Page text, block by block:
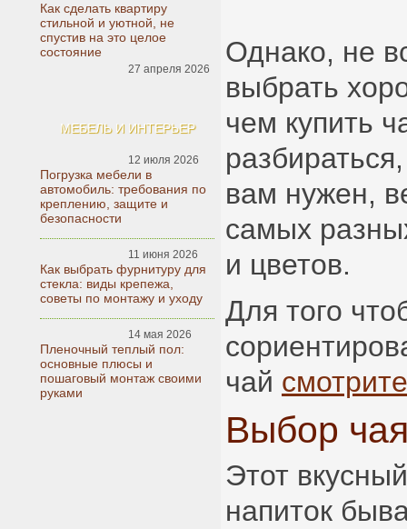
Как сделать квартиру
стильной и уютной, не
спустив на это целое
состояние
27 апреля 2026
МЕБЕЛЬ И ИНТЕРЬЕР
12 июля 2026
Погрузка мебели в
автомобиль: требования по
креплению, защите и
безопасности
11 июня 2026
Как выбрать фурнитуру для
стекла: виды крепежа,
советы по монтажу и уходу
14 мая 2026
Пленочный теплый пол:
основные плюсы и
пошаговый монтаж своими
руками
Однако, не
выбрать
чем купить
вам нужен,
самых
и цветов.
Для того
чай
Выбор
Этот
напиток